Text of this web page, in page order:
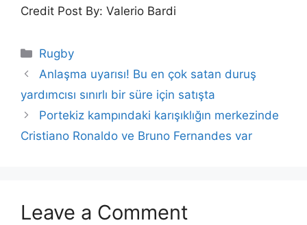
Credit Post By: Valerio Bardi
Categories
Rugby
Anlaşma uyarısı! Bu en çok satan duruş
yardımcısı sınırlı bir süre için satışta
Portekiz kampındaki karışıklığın merkezinde
Cristiano Ronaldo ve Bruno Fernandes var
Leave a Comment